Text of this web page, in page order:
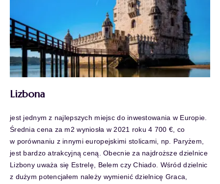
Lizbona
jest jednym z najlepszych miejsc do inwestowania w Europie.
Średnia cena za m2 wyniosła w 2021 roku 4 700 €, co
w porównaniu z innymi europejskimi stolicami, np. Paryżem,
jest bardzo atrakcyjną ceną. Obecnie za najdroższe dzielnice
Lizbony uważa się Estrelę, Belem czy Chiado. Wśród dzielnic
z dużym potencjałem należy wymienić dzielnicę Graca,